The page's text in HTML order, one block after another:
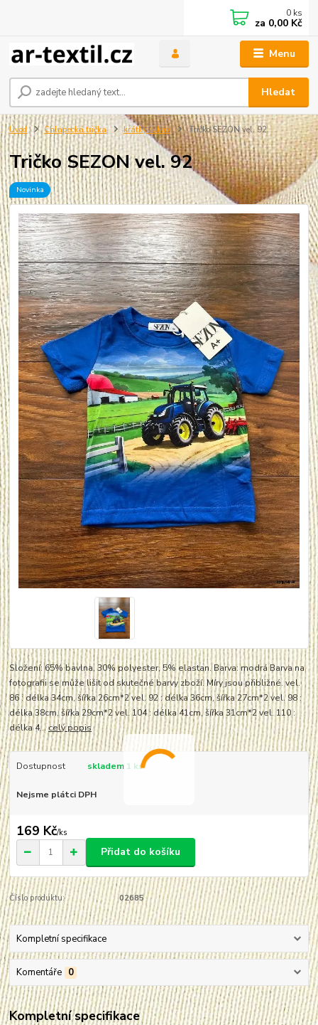
Menu
Hledat
0 ks
za 0,00 Kč
Úvod Chlapecká trička krátký rukáv Tričko SEZON vel. 92
Tričko SEZON vel. 92
Novinka
Složení: 65% bavlna, 30% polyester, 5% elastan. Barva: modrá Barva na
fotografii se může lišit od skutečné barvy zboží. Míry jsou přibližné. vel.
86 : délka 34cm, šířka 26cm*2 vel. 92 : délka 36cm, šířka 27cm*2 vel. 98 :
délka 38cm, šířka 29cm*2 vel. 104 : délka 41cm, šířka 31cm*2 vel. 110 :
délka 4...celý popis
Dostupnost skladem 1 ks
Nejsme plátci DPH
169 Kč/ks
Přidat do košíku
Číslo produktu: 02685
Kompletní specifikace
Komentáře 0
Kompletní specifikace